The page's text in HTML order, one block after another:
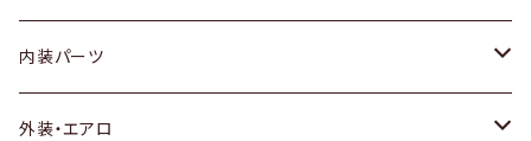
内装パーツ
トヨタ
外装・エアロ